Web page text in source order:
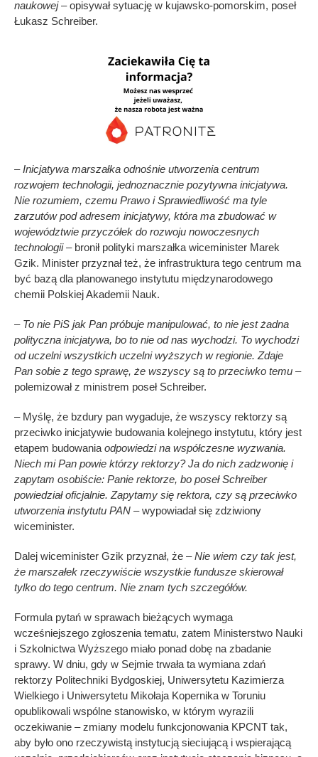
naukowej– opisywał sytuację w kujawsko-pomorskim, poseł
Łukasz Schreiber.
– Inicjatywa marszałka odnośnie utworzenia centrum
rozwojem technologii, jednoznacznie pozytywna inicjatywa.
Nie rozumiem, czemu Prawo i Sprawiedliwość ma tyle
zarzutów pod adresem inicjatywy, która ma zbudować w
województwie przyczółek do rozwoju nowoczesnych
technologii –bronił polityki marszałka wiceminister Marek
Gzik. Minister przyznał też, że infrastruktura tego centrum ma
być bazą dla planowanego instytutu międzynarodowego
chemii Polskiej Akademii Nauk.
– To nie PiS jak Pan próbuje manipulować, to nie jest żadna
polityczna inicjatywa, bo to nie od nas wychodzi. To wychodzi
od uczelni wszystkich uczelni wyższych w regionie. Zdaje
Pan sobie z tego sprawę, że wszyscy są to przeciwko temu –
polemizował z ministrem poseł Schreiber.
– Myślę, że bzdury pan wygaduje, że wszyscy rektorzy są
przeciwko inicjatywie budowania kolejnego instytutu, który jest
etapem budowania odpowiedzi na współczesne wyzwania.
Niech mi Pan powie którzy rektorzy? Ja do nich zadzwonię i
zapytam osobiście: Panie rektorze, bo poseł Schreiber
powiedział oficjalnie. Zapytamy się rektora, czy są przeciwko
utworzenia instytutu PAN –wypowiadał się zdziwiony
wiceminister.
Dalej wiceminister Gzik przyznał, że –Nie wiem czy tak jest,
że marszałek rzeczywiście wszystkie fundusze skierował
tylko do tego centrum. Nie znam tych szczegółów.
Formula pytań w sprawach bieżących wymaga
wcześniejszego zgłoszenia tematu, zatem Ministerstwo Nauki
i Szkolnictwa Wyższego miało ponad dobę na zbadanie
sprawy. W dniu, gdy w Sejmie trwała ta wymiana zdań
rektorzy Politechniki Bydgoskiej, Uniwersytetu Kazimierza
Wielkiego i Uniwersytetu Mikołaja Kopernika w Toruniu
opublikowali wspólne stanowisko, w którym wyrazili
oczekiwanie – zmiany modelu funkcjonowania KPCNT tak,
aby było ono rzeczywistą instytucją sieciującą i wspierającą